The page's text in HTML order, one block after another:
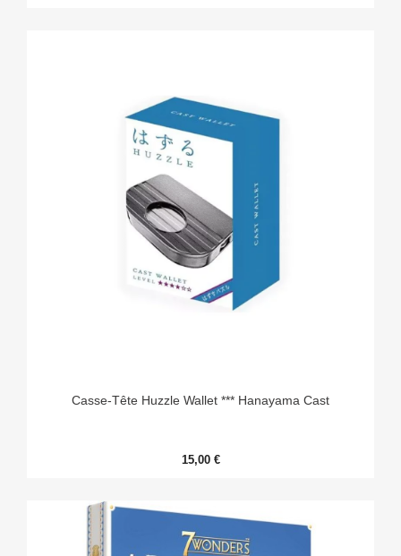
Casse-Tête Huzzle Wallet *** Hanayama Cast
15,00 €